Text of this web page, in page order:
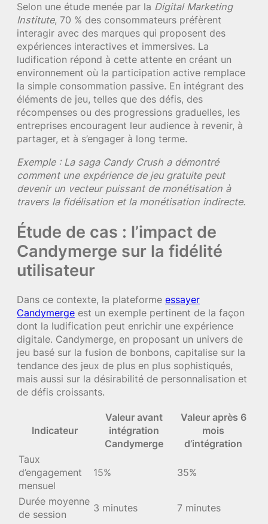
Selon une étude menée par la Digital Marketing
Institute, 70 % des consommateurs préfèrent
interagir avec des marques qui proposent des
expériences interactives et immersives. La
ludification répond à cette attente en créant un
environnement où la participation active remplace
la simple consommation passive. En intégrant des
éléments de jeu, telles que des défis, des
récompenses ou des progressions graduelles, les
entreprises encouragent leur audience à revenir, à
partager, et à s’engager à long terme.
Exemple : La saga Candy Crush a démontré
comment une expérience de jeu gratuite peut
devenir un vecteur puissant de monétisation à
travers la fidélisation et la monétisation indirecte.
Étude de cas : l’impact de
Candymerge sur la fidélité
utilisateur
Dans ce contexte, la plateforme essayer
Candymerge est un exemple pertinent de la façon
dont la ludification peut enrichir une expérience
digitale. Candymerge, en proposant un univers de
jeu basé sur la fusion de bonbons, capitalise sur la
tendance des jeux de plus en plus sophistiqués,
mais aussi sur la désirabilité de personnalisation et
de défis croissants.
Indicateur
Valeur avant
intégration
Candymerge
Valeur après 6
mois
d’intégration
Taux
d’engagement
mensuel
15% 35%
Durée moyenne
de session
3 minutes
7 minutes